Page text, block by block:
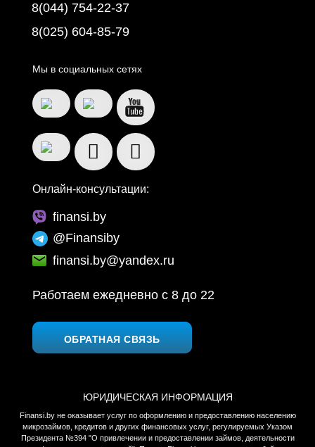
8(044) 754-22-37
8(025) 604-85-79
Мы в социальных сетях
Онлайн-консультации:
finansi.by
@Finansiby
finansi.by@yandex.ru
Работаем ежедневно c 8 до 22
ОБРАТНАЯ СВЯЗЬ
ЮРИДИЧЕСКАЯ ИНФОРМАЦИЯ
Finansi.by не оказывает услуг по оформлению и предоставлению населению
микрозаймов, кредитов и других финансовых услуг, регулируемых Указом
Президента №394 "О привлечении и предоставлении займов, деятельности